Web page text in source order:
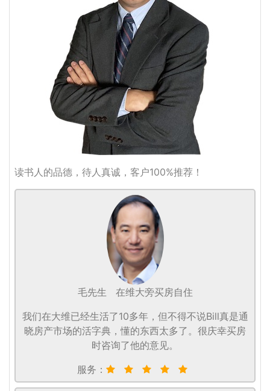
读书人的品德，待人真诚，客户100%推荐！
毛先生
在维大旁买房自住
我们在大维已经生活了10多年，但不得不说Bill真是通
晓房产市场的活字典，懂的东西太多了。很庆幸买房
时咨询了他的意见。
服务：